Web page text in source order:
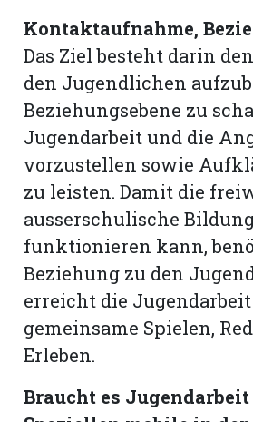
Kontaktaufnahme,
Das Ziel besteht darin
den Jugendlichen
Beziehungsebene zu
Jugendarbeit und die
vorzustellen sowie
zu leisten. Damit die
ausserschulische
funktionieren kann,
Beziehung zu den
erreicht die
gemeinsame Spielen,
Erleben.
Braucht es